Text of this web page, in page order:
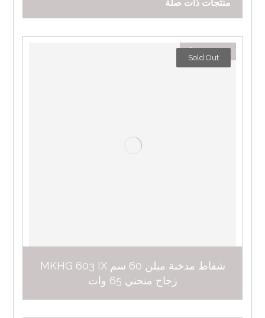
منتجات ذات صلة
شفاط مدخنة ميلن 60 سم MKHG 603 IX
زجاج منحني 65 وات
٥٣١,٠٠ د.إ
Sold Out